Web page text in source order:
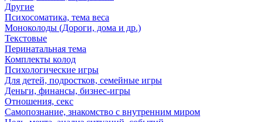
Другие
Психосоматика, тема веса
Моноколоды (Дороги, дома и др.)
Текстовые
Перинатальная тема
Комплекты колод
Психологические игры
Для детей, подростков, семейные игры
Деньги, финансы, бизнес-игры
Отношения, секс
Самопознание, знакомство с внутренним миром